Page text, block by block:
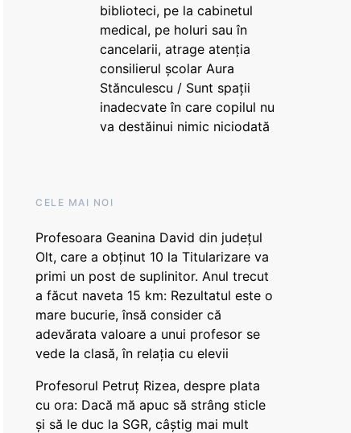
biblioteci, pe la cabinetul
medical, pe holuri sau în
cancelarii, atrage atenția
consilierul școlar Aura
Stănculescu / Sunt spații
inadecvate în care copilul nu
va destăinui nimic niciodată
CELE MAI NOI
Profesoara Geanina David din județul
Olt, care a obținut 10 la Titularizare va
primi un post de suplinitor. Anul trecut
a făcut naveta 15 km: Rezultatul este o
mare bucurie, însă consider că
adevărata valoare a unui profesor se
vede la clasă, în relația cu elevii
Profesorul Petruț Rizea, despre plata
cu ora: Dacă mă apuc să strâng sticle
și să le duc la SGR, câștig mai mult